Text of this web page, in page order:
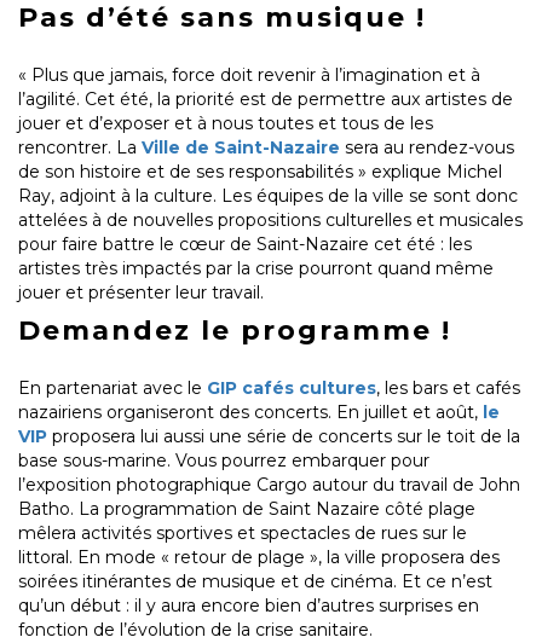
Pas d’été sans musique !
« Plus que jamais, force doit revenir à l’imagination et à
l’agilité. Cet été, la priorité est de permettre aux artistes de
jouer et d’exposer et à nous toutes et tous de les
rencontrer. La Ville de Saint-Nazaire sera au rendez-vous
de son histoire et de ses responsabilités » explique Michel
Ray, adjoint à la culture. Les équipes de la ville se sont donc
attelées à de nouvelles propositions culturelles et musicales
pour faire battre le cœur de Saint-Nazaire cet été : les
artistes très impactés par la crise pourront quand même
jouer et présenter leur travail.
Demandez le programme !
En partenariat avec le GIP cafés cultures, les bars et cafés
nazairiens organiseront des concerts. En juillet et août, le
VIP proposera lui aussi une série de concerts sur le toit de la
base sous-marine. Vous pourrez embarquer pour
l’exposition photographique Cargo autour du travail de John
Batho. La programmation de Saint Nazaire côté plage
mêlera activités sportives et spectacles de rues sur le
littoral. En mode « retour de plage », la ville proposera des
soirées itinérantes de musique et de cinéma. Et ce n’est
qu’un début : il y aura encore bien d’autres surprises en
fonction de l’évolution de la crise sanitaire.